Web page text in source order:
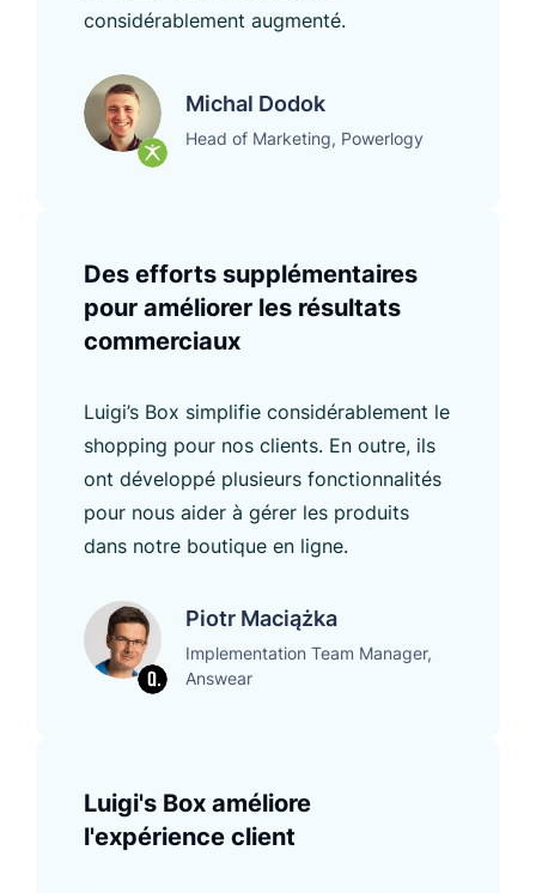
considérablement augmenté.
Michal Dodok
Head of Marketing, Powerlogy
Des efforts supplémentaires
pour améliorer les résultats
commerciaux
Luigi’s Box simplifie considérablement le
shopping pour nos clients. En outre, ils
ont développé plusieurs fonctionnalités
pour nous aider à gérer les produits
dans notre boutique en ligne.
Piotr Maciążka
Implementation Team Manager,
Answear
Luigi's Box améliore
l'expérience client